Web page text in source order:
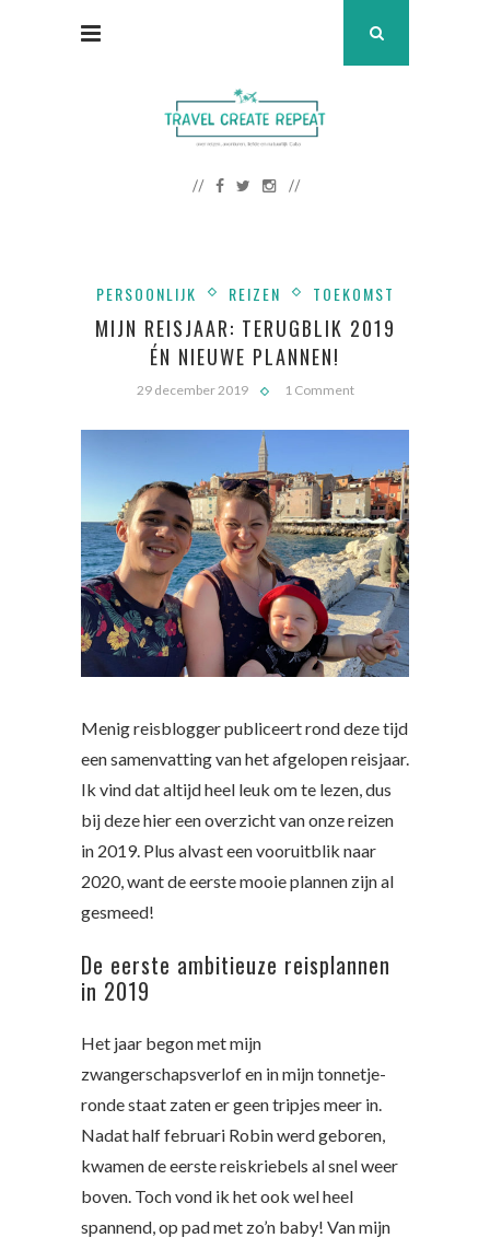
PERSOONLIJK REIZEN TOEKOMST
MIJN REISJAAR: TERUGBLIK 2019
ÉN NIEUWE PLANNEN!
29 december 2019 1 Comment
Menig reisblogger publiceert rond deze tijd
een samenvatting van het afgelopen reisjaar.
Ik vind dat altijd heel leuk om te lezen, dus
bij deze hier een overzicht van onze reizen
in 2019. Plus alvast een vooruitblik naar
2020, want de eerste mooie plannen zijn al
gesmeed!
De eerste ambitieuze reisplannen
in 2019
Het jaar begon met mijn
zwangerschapsverlof en in mijn tonnetje-
ronde staat zaten er geen tripjes meer in.
Nadat half februari Robin werd geboren,
kwamen de eerste reiskriebels al snel weer
boven. Toch vond ik het ook wel heel
spannend, op pad met zo’n baby! Van mijn